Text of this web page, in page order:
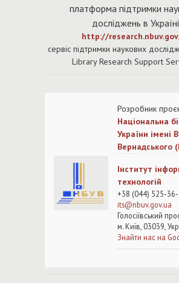
платформа підтримки
досліджень в Україні
http://
cервіс підтримки наукових
Library Research Support
Розробник
Національна
України імені
Вернадського
Інститут
технологій
+38 (044) 525-
its@nbuv.gov.ua
Голосіївський
м. Київ, 03039,
Знайти нас на